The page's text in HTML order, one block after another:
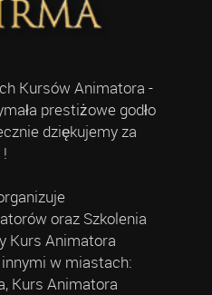
Kursów Animatora -
prestiżowe godło
dziękujemy za
oraz Szkolenia
Kurs Animatora
w miastach:
Kurs Animatora